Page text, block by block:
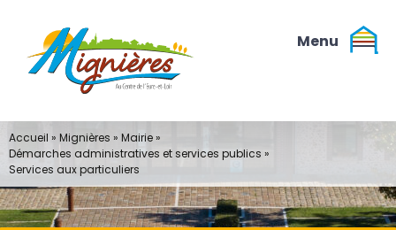
contenu
Accueil » Mignières » Mairie»
Démarches administratives et services publics »
Services aux particuliers